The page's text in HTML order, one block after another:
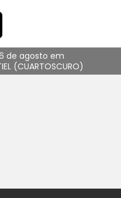
de agosto em
(CUARTOSCURO)